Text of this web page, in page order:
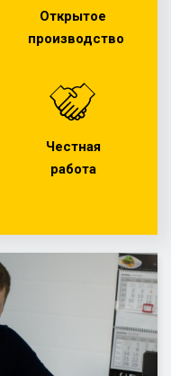
Открытое
производство
Честная
работа